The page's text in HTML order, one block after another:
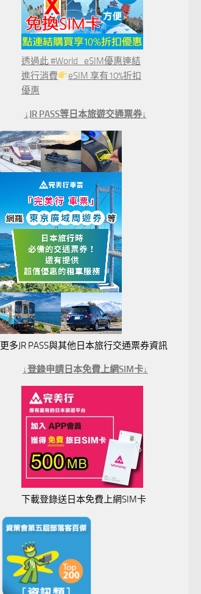
透過此 #World_eSIM優惠連結
進行消費
eSIM 享有10%折扣
優惠
↓JR PASS等日本旅遊交通票券↓
更多JR PASS與其他日本旅行交通票券資訊
↓登錄申請日本免費上網SIM卡↓
下載登錄送日本免費上網SIM卡